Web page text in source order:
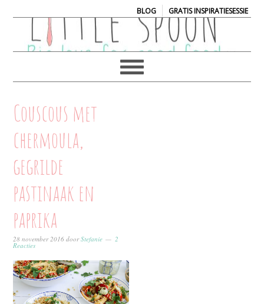
BLOG| GRATIS INSPIRATIESESSIE
Couscous met
chermoula,
gegrilde
pastinaak en
paprika
28 november 2016 doorStefanie 2
Reacties